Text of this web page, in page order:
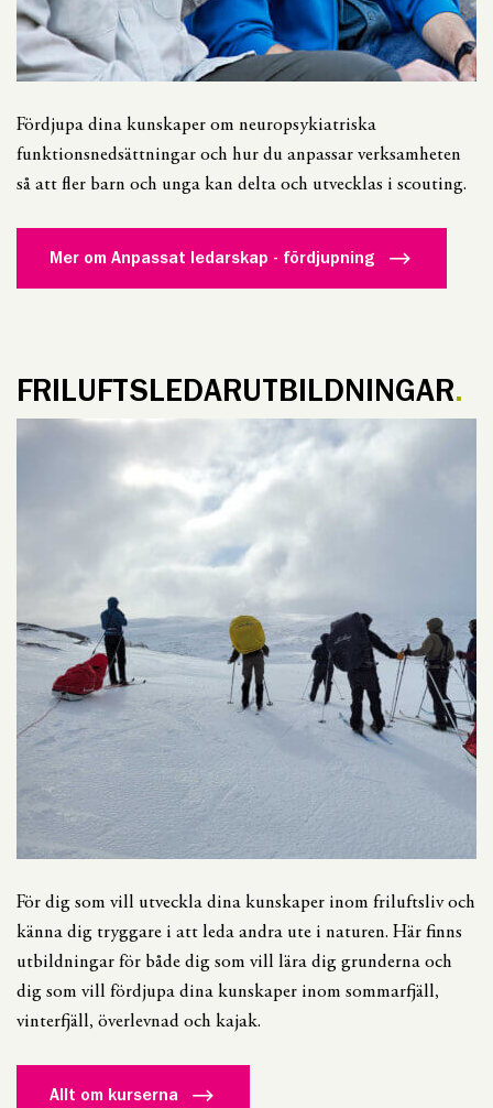
Fördjupa dina kunskaper om neuropsykiatriska
funktionsnedsättningar och hur du anpassar verksamheten
så att fler barn och unga kan delta och utvecklas i scouting.
Mer om Anpassat ledarskap - fördjupning
FRILUFTSLEDARUTBILDNINGAR
För dig som vill utveckla dina kunskaper inom friluftsliv och
känna dig tryggare i att leda andra ute i naturen. Här finns
utbildningar för både dig som vill lära dig grunderna och
dig som vill fördjupa dina kunskaper inom sommarfjäll,
vinterfjäll, överlevnad och kajak.
Allt om kurserna